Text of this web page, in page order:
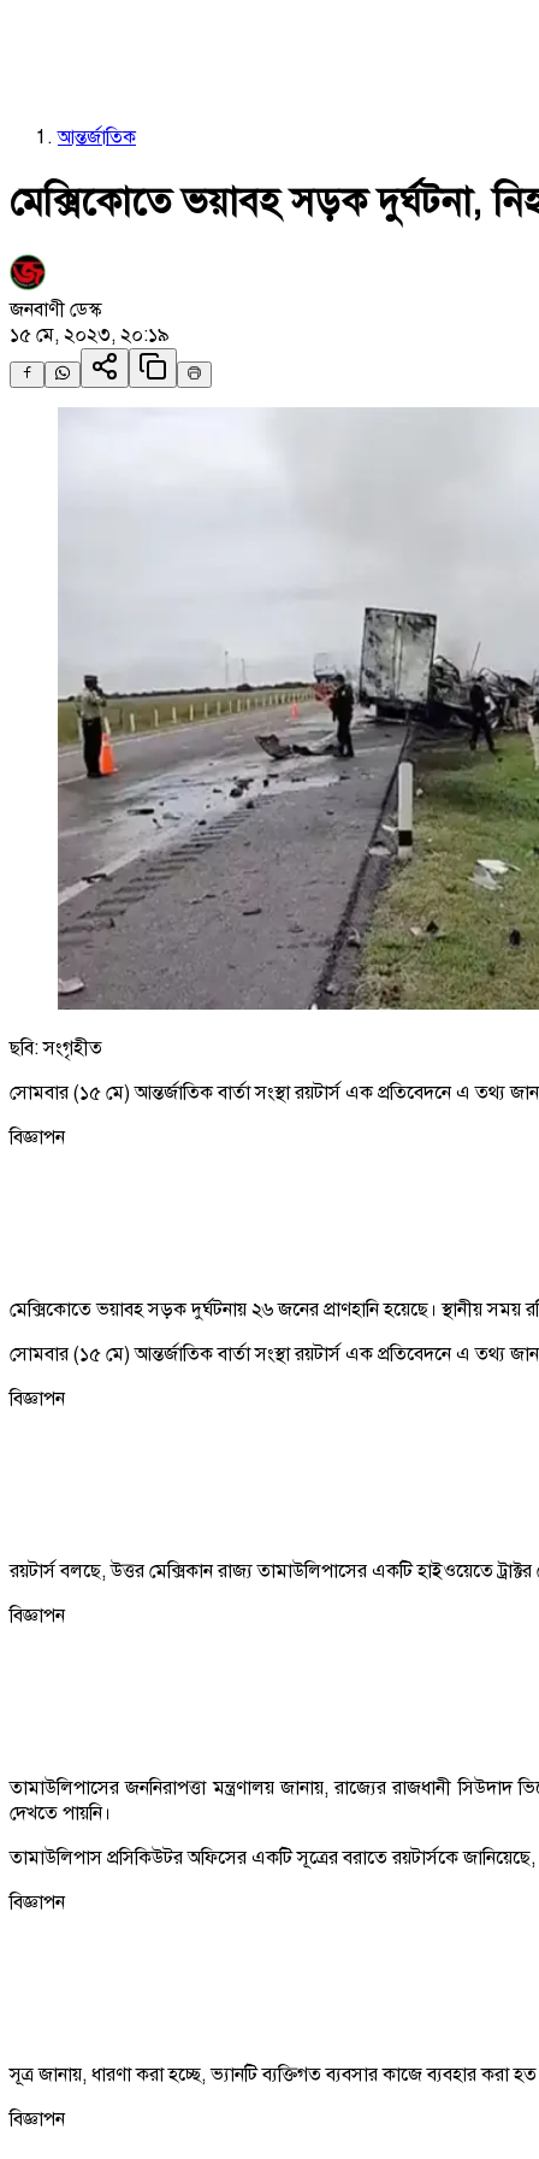
আন্তর্জাতিক
মেক্সিকোতে ভয়াবহ সড়ক দুর্ঘটনা,
জনবাণী ডেস্ক
১৫ মে, ২০২৩, ২০:১৯
ছবি: সংগৃহীত
সোমবার (১৫ মে) আন্তর্জাতিক বার্তা সংস্থা রয়টার্স এক প্রতিবেদনে এ তথ্য
বিজ্ঞাপন
মেক্সিকোতে ভয়াবহ সড়ক দুর্ঘটনায় ২৬ জনের প্রাণহানি হয়েছে। স্থানীয়
সোমবার (১৫ মে) আন্তর্জাতিক বার্তা সংস্থা রয়টার্স এক প্রতিবেদনে এ তথ্য
বিজ্ঞাপন
রয়টার্স বলছে, উত্তর মেক্সিকান রাজ্য তামাউলিপাসের একটি হাইওয়েতে
বিজ্ঞাপন
তামাউলিপাসের জননিরাপত্তা মন্ত্রণালয় জানায়, রাজ্যের রাজধানী সিউদাদ
দেখতে পায়নি।
তামাউলিপাস প্রসিকিউটর অফিসের একটি সূত্রের বরাতে রয়টার্সকে জানিয়েছে,
বিজ্ঞাপন
সূত্র জানায়, ধারণা করা হচ্ছে, ভ্যানটি ব্যক্তিগত ব্যবসার কাজে ব্যবহার করা
বিজ্ঞাপন